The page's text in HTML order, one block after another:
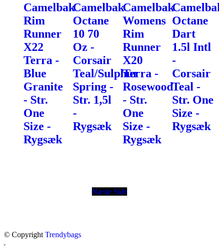
Camelbak
Rim
Runner
X22
Terra -
Blue
Granite
- Str.
One
Size -
Rygsæk
Camelbak
Octane
10 70
Oz -
Corsair
Teal/Sulphur
Spring -
Str. 1,5l
-
Rygsæk
Camelbak
Womens
Rim
Runner
X20
Terra -
Rosewood
- Str.
One
Size -
Rygsæk
Octane
Dart
1.5l Intl
-
Corsair
Teal -
Str. One
Size -
Rygsæk
Næste Side
© Copyright Trendybags